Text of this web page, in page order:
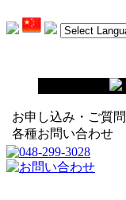
お申し込み・ご質
各種お問い合わせ